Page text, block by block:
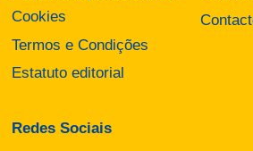
Cookies
Termos e Condições
Estatuto editorial
Redes Sociais